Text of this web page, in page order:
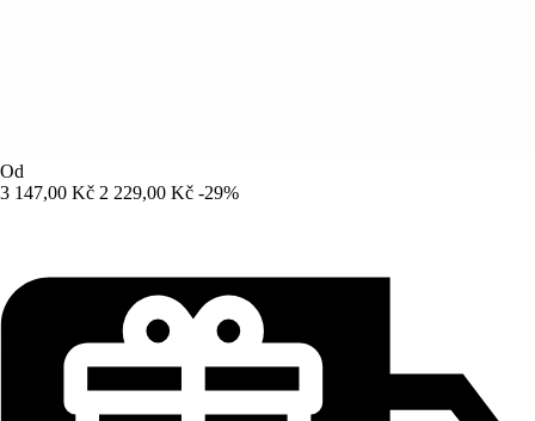
Od
3 147,00 Kč 2 229,00 Kč -29%